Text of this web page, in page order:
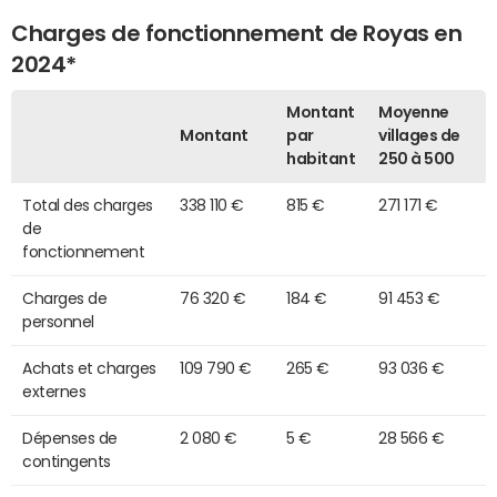
Charges de fonctionnement de Royas en
2024*
Montant
Montant
par
habitant
Moyenne
villages de
250 à 500
Total des charges
de
fonctionnement
338 110 € 815 € 271 171 €
Charges de
personnel
76 320 € 184 € 91 453 €
Achats et charges
externes
109 790 € 265 € 93 036 €
Dépenses de
contingents
2 080 € 5 € 28 566 €